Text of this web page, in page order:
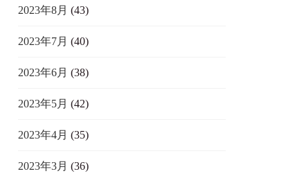
2023年8月 (43)
2023年7月 (40)
2023年6月 (38)
2023年5月 (42)
2023年4月 (35)
2023年3月 (36)